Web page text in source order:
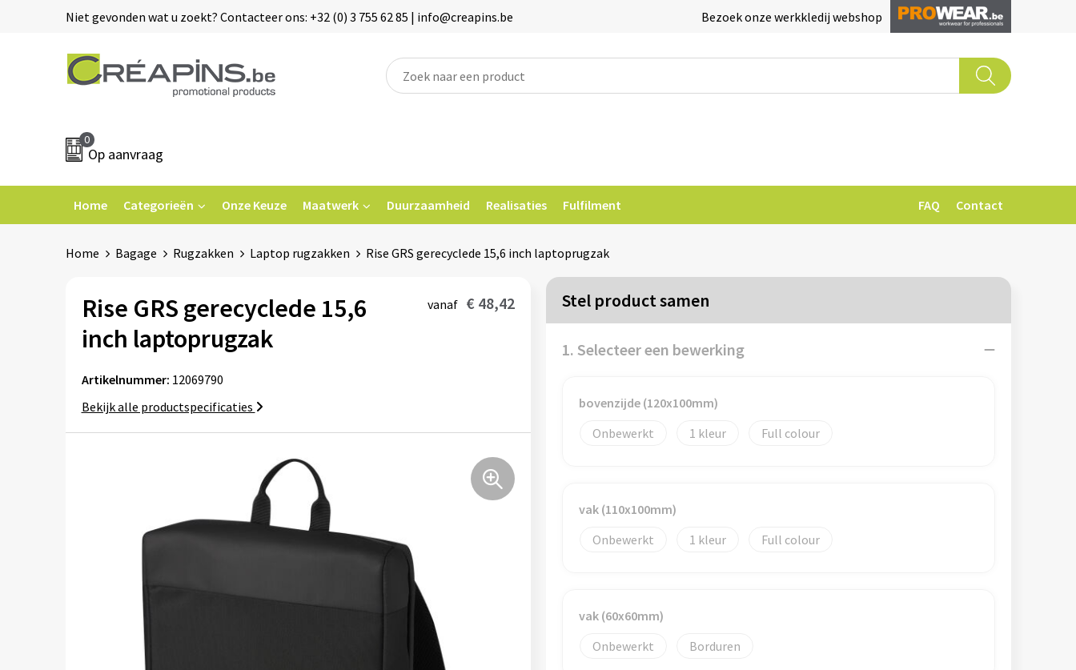
Niet gevonden wat u zoekt? Contacteer ons: +32 (0) 3 755 62 85 | info@creapins.be Bezoek onze werkkledij webshop
0
Op aanvraag
Home Categorieën Onze Keuze Maatwerk Duurzaamheid Realisaties Fulfilment FAQ Contact
Home Bagage Rugzakken Laptop rugzakken Rise GRS gerecyclede 15,6 inch laptoprugzak
Rise GRS gerecyclede 15,6
inch laptoprugzak
vanaf € 48,42
Artikelnummer: 12069790
Bekijk alle productspecificaties
Stel product samen
1. Selecteer een bewerking
bovenzijde (120x100mm)
Onbewerkt
1 Full colour
vak (110x100mm)
Onbewerkt
1 Full colour
vak (60x60mm)
Onbewerkt
Borduren